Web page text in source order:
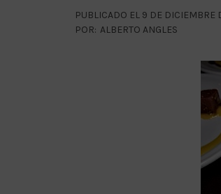
PUBLICADO EL 9 DE DICIEMBRE
POR: ALBERTO ANGLES